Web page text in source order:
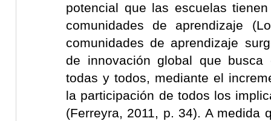
potencial que las escuelas
comunidades de aprendizaje
comunidades de aprendizaje
de innovación global que
todas y todos, mediante el
la participación de todos los
(Ferreyra, 2011, p. 34). A medida